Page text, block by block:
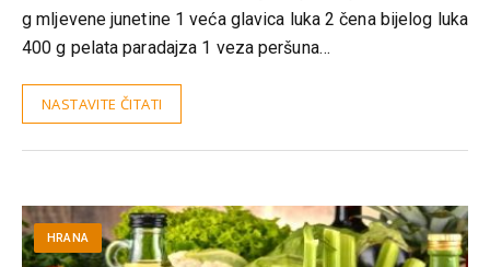
g mljevene junetine 1 veća glavica luka 2 čena bijelog luka
400 g pelata paradajza 1 veza peršuna…
NASTAVITE ČITATI
HRANA